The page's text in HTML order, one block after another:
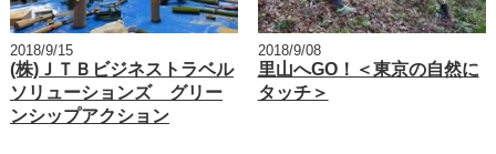
2018/9/15
(株)ＪＴＢビジネストラベル
ソリューションズ グリー
ンシップアクション
2018/9/08
里山へGO！＜東京の自然に
タッチ＞